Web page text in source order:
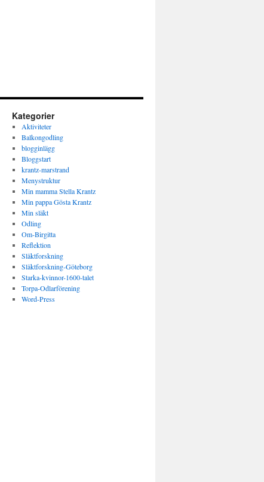
Kategorier
Aktiviteter
Balkongodling
blogginlägg
Bloggstart
krantz-marstrand
Menystruktur
Min mamma Stella Krantz
Min pappa Gösta Krantz
Min släkt
Odling
Om-Birgitta
Reflektion
Släktforskning
Släktforskning-Göteborg
Starka-kvinnor-1600-talet
Torpa-Odlarförening
Word-Press